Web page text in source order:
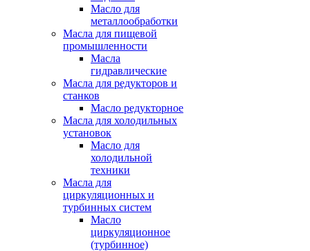
Масло для
металлообработки
Масла для пищевой
промышленности
Масла
гидравлические
Масла для редукторов и
станков
Масло редукторное
Масла для холодильных
установок
Масло для
холодильной
техники
Масла для
циркуляционных и
турбинных систем
Масло
циркуляционное
(турбинное)